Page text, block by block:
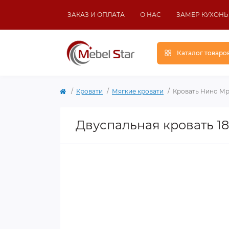
ЗАКАЗ И ОПЛАТА О НАС ЗАМЕР КУХОНЬ
Каталог
Кровати Мягкие кровати Кровать Нино
Двуспальная кровать